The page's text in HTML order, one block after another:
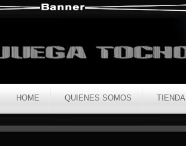
HOME QUIENES SOMOS TIENDA